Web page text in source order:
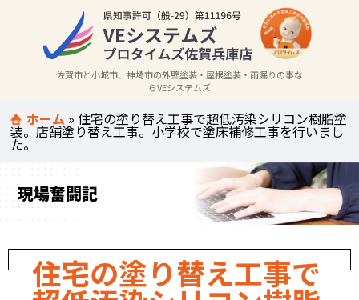
佐賀市と小城市、神埼市の外壁塗装・屋根塗装・雨漏りの事な
らVEシステムズ
ホーム »住宅の塗り替え工事で超低汚染シリコン樹脂塗
装。店舗塗り替え工事。小学校で塗床補修工事を行いまし
た。
現場奮闘記
住宅の塗り替え工事で